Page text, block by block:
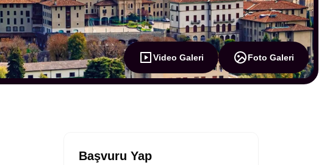
Video Galeri Foto Galeri
Başvuru Yap